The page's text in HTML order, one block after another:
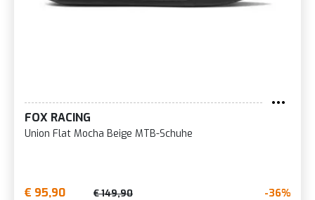
FOX RACING
Union Flat Mocha Beige MTB-Schuhe
€ 95,90 € 149,90 -36%